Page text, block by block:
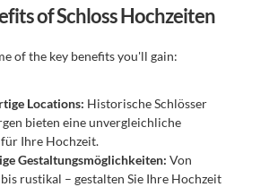
of Schloss Hochzeiten
of the key benefits you'll gain:
Locations: Historische Schlösser
bieten eine unvergleichliche
Ihre Hochzeit.
Gestaltungsmöglichkeiten: Von
rustikal – gestalten Sie Ihre Hochzeit